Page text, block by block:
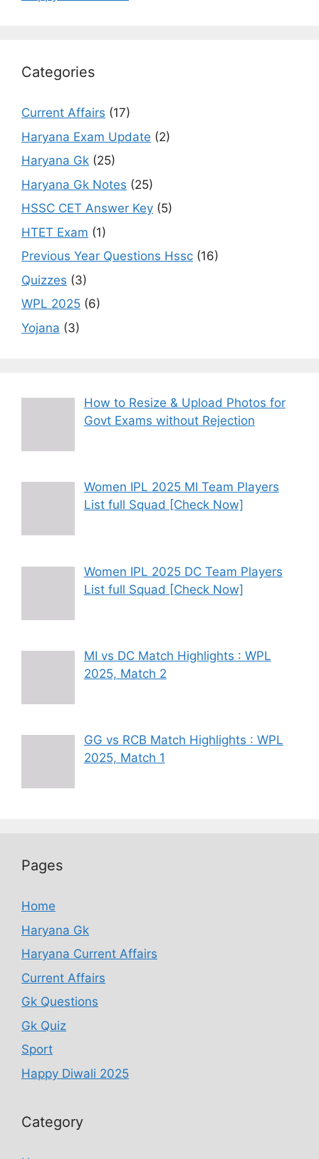
Categories
Current Affairs (17)
Haryana Exam Update (2)
Haryana Gk (25)
Haryana Gk Notes (25)
HSSC CET Answer Key (5)
HTET Exam (1)
Previous Year Questions Hssc (16)
Quizzes (3)
WPL 2025 (6)
Yojana (3)
How to Resize & Upload Photos for
Govt Exams without Rejection
Women IPL 2025 MI Team Players
List full Squad [Check Now]
Women IPL 2025 DC Team Players
List full Squad [Check Now]
MI vs DC Match Highlights : WPL
2025, Match 2
GG vs RCB Match Highlights : WPL
2025, Match 1
Pages
Home
Haryana Gk
Haryana Current Affairs
Current Affairs
Gk Questions
Gk Quiz
Sport
Happy Diwali 2025
Category